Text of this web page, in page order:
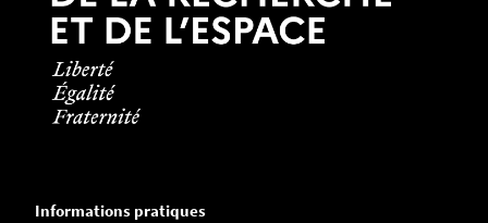
Informations pratiques